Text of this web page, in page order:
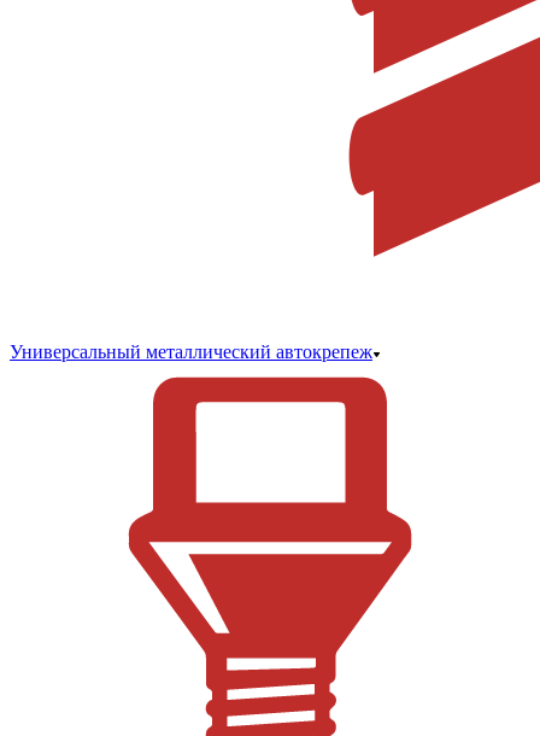
Универсальный металлический автокрепеж